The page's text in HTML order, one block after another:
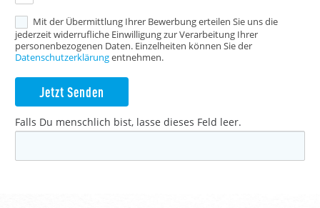
Mit der Übermittlung Ihrer Bewerbung erteilen Sie uns die
j ederzeit widerrufliche Einwilligung zur Verarbeitung Ihrer
personenbezogenen Daten. Einzelheiten können Sie der
Datenschutzerklärungentnehmen.
Jetzt Senden
Falls Du menschlich bist, lasse dieses Feld leer.